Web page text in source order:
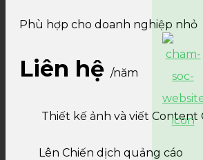
Phù hợp cho doanh nghiệp nhỏ
Liên hệ /năm
Thiết kế ảnh và viết Content
Lên Chiến dịch quảng cáo